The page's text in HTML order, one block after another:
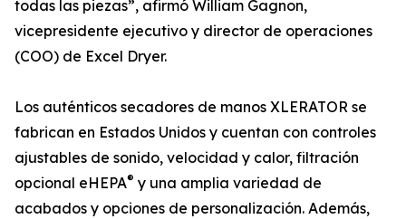
todas las piezas”, afirmó William Gagnon,
vicepresidente ejecutivo y director de operaciones
(COO) de Excel Dryer.
Los auténticos secadores de manos XLERATOR se
fabrican en Estados Unidos y cuentan con controles
ajustables de sonido, velocidad y calor, filtración
opcional eHEPA® y una amplia variedad de
acabados y opciones de personalización. Además,